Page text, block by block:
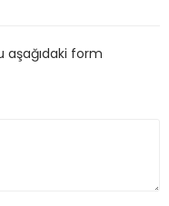
aşağıdaki form